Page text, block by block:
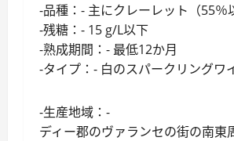
-品種：- 主にクレーレット（55％
-残糖：- 15 g/L以下
-熟成期間：- 最低12か月
-タイプ：- 白のスパークリングワ
-生産地域：-
ディー郡のヴァランセの街の南東